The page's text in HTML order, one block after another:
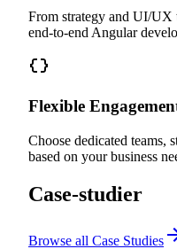
From strategy and UI/UX
end-to-end Angular
Flexible
Choose dedicated teams,
based on your business
Case-studier
Browse all Case Studies